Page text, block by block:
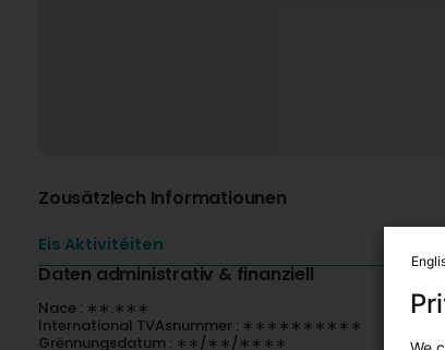
Zousätzlech Informatiounen
Eis Aktivitéiten
Daten administrativ & finanziell
Nace : ∗∗.∗∗∗
International TVAsnummer : ∗∗∗∗∗∗∗∗∗∗
Grënnungsdatum : ∗∗/∗∗/∗∗∗∗